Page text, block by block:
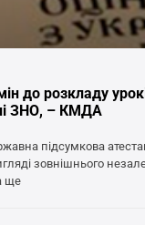
до розкладу
ЗНО, – КМДА
підсумкова
зовнішнього
ще